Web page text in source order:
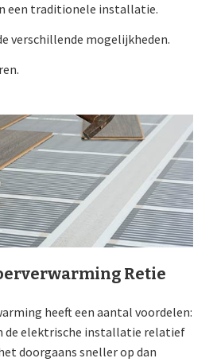
een traditionele installatie.
verschillende mogelijkheden.
Retie
heeft een aantal voordelen:
de elektrische installatie relatief
doorgaans sneller op dan